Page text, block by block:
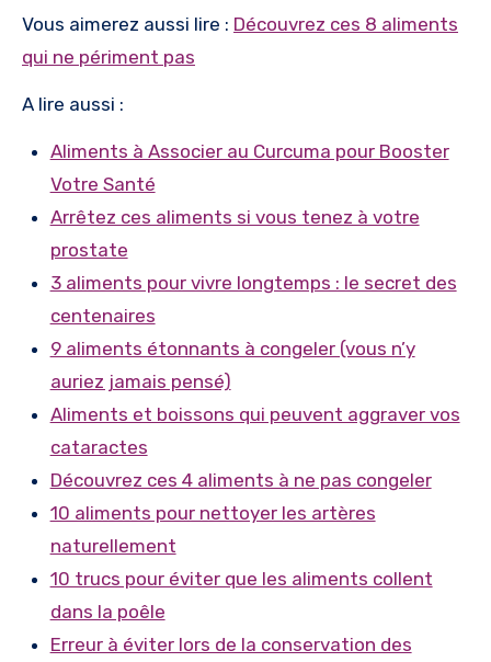
Vous aimerez aussi lire : Découvrez ces 8 aliments
qui ne périment pas
A lire aussi :
Aliments à Associer au Curcuma pour Booster
Votre Santé
Arrêtez ces aliments si vous tenez à votre
prostate
3 aliments pour vivre longtemps : le secret des
centenaires
9 aliments étonnants à congeler (vous n’y
auriez jamais pensé)
Aliments et boissons qui peuvent aggraver vos
cataractes
Découvrez ces 4 aliments à ne pas congeler
10 aliments pour nettoyer les artères
naturellement
10 trucs pour éviter que les aliments collent
dans la poêle
Erreur à éviter lors de la conservation des